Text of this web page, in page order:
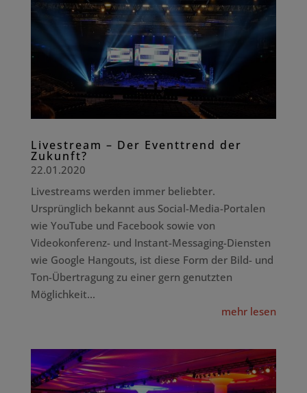
Livestream – Der Eventtrend der
Zukunft?
22.01.2020
Livestreams werden immer beliebter.
Ursprünglich bekannt aus Social-Media-Portalen
wie YouTube und Facebook sowie von
Videokonferenz- und Instant-Messaging-Diensten
wie Google Hangouts, ist diese Form der Bild- und
Ton-Übertragung zu einer gern genutzten
Möglichkeit...
mehr lesen